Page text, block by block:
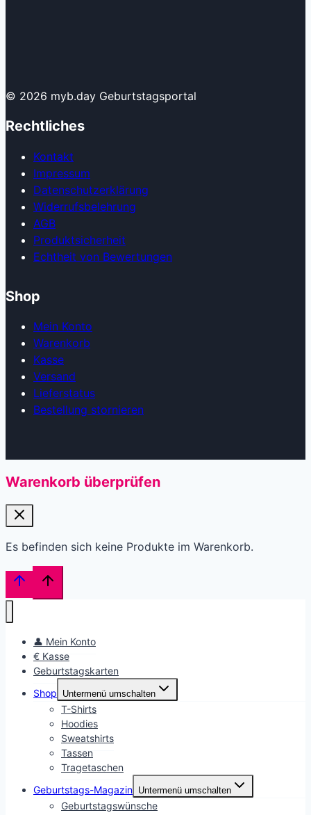
© 2026 myb.day Geburtstagsportal
Rechtliches
Kontakt
Impressum
Datenschutzerklärung
Widerrufsbelehrung
AGB
Produkt­sicherheit
Echtheit von Bewertungen
Shop
Mein Konto
Warenkorb
Kasse
Versand
Lieferstatus
Bestellung stornieren
Warenkorb überprüfen
Es befinden sich keine Produkte im Warenkorb.
👤 Mein Konto
€ Kasse
Geburtstagskarten
Shop
Untermenü umschalten
T-Shirts
Hoodies
Sweatshirts
Tassen
Tragetaschen
Geburtstags-Magazin Untermenü umschalten
Geburtstagswünsche